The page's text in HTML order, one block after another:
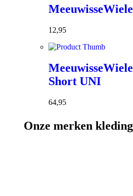
12,95
Short UNI
64,95
Onze merken kleding